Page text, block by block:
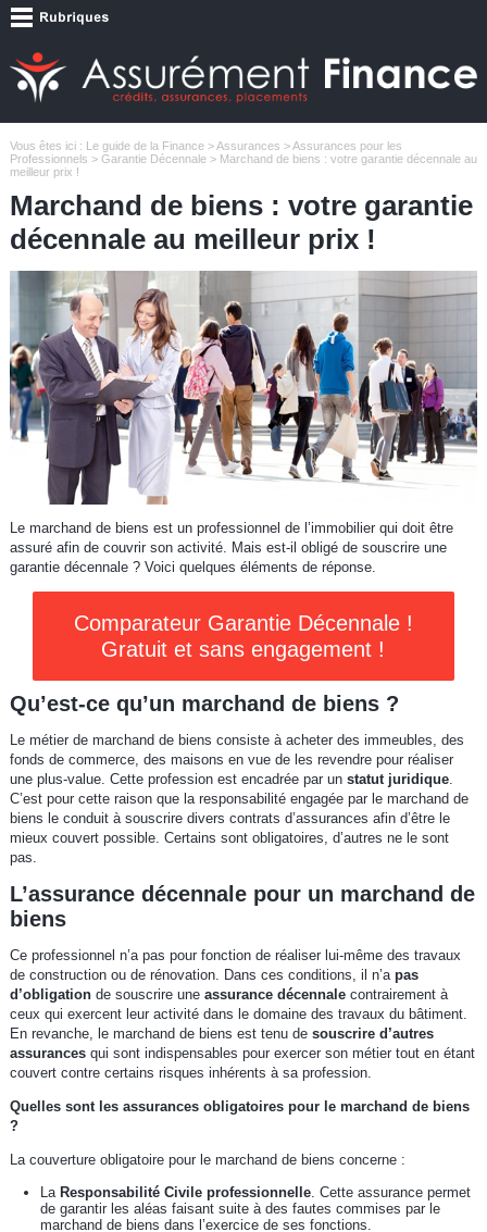
Vous êtes ici : Le guide de la Finance>Assurances >Assurances pour les
Professionnels > Garantie Décennale> Marchand de biens : votre garantie décennale au
meilleur prix !
Marchand de biens : votre garantie
décennale au meilleur prix !
Le marchand de biens est un professionnel de l’immobilier qui doit être
assuré afin de couvrir son activité. Mais est-il obligé de souscrire une
garantie décennale ? Voici quelques éléments de réponse.
Comparateur Garantie Décennale !
Gratuit et sans engagement !
Qu’est-ce qu’un marchand de biens ?
Le métier de marchand de biens consiste à acheter des immeubles, des
fonds de commerce, des maisons en vue de les revendre pour réaliser
une plus-value. Cette profession est encadrée par un statut juridique.
C’est pour cette raison que la responsabilité engagée par le marchand de
biens le conduit à souscrire divers contrats d’assurances afin d’être le
mieux couvert possible. Certains sont obligatoires, d’autres ne le sont
pas.
L’assurance décennale pour un marchand de
biens
Ce professionnel n’a pas pour fonction de réaliser lui-même des travaux
de construction ou de rénovation. Dans ces conditions, il n’a pas
d’obligationde souscrire une assurance décennalecontrairement à
ceux qui exercent leur activité dans le domaine des travaux du bâtiment.
En revanche, le marchand de biens est tenu de souscrire d’autres
assurancesqui sont indispensables pour exercer son métier tout en étant
couvert contre certains risques inhérents à sa profession.
Quelles sont les assurances obligatoires pour le marchand de biens
?
La couverture obligatoire pour le marchand de biens concerne :
La Responsabilité Civile professionnelle. Cette assurance permet
de garantir les aléas faisant suite à des fautes commises par le
marchand de biens dans l’exercice de ses fonctions.